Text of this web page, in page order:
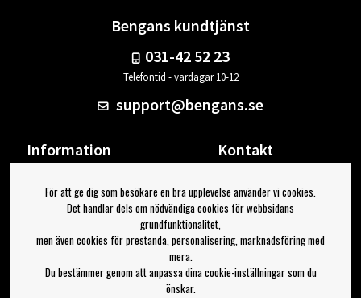
Bengans kundtjänst
031-42 52 23
Telefontid - vardagar 10-12
support@bengans.se
Information
Om Bengans
FAQ / Köp- & Leveransvillkor
Kontakt
Din sida
Logga ut
Jag vill ha tips från Bengans
För att ge dig som besökare en bra upplevelse använder vi cookies.
Det handlar dels om nödvändiga cookies för webbsidans
grundfunktionalitet,
men även cookies för prestanda, personalisering, marknadsföring med
mera.
Du bestämmer genom att anpassa dina cookie-inställningar som du
önskar.